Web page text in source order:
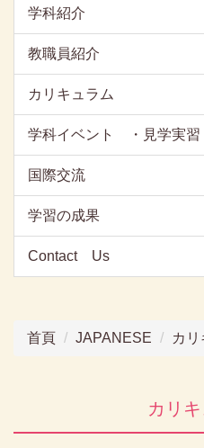
学科紹介
教職員紹介
カリキュラム
学科イベント ・見学実習
国際交流
学習の成果
Contact Us
首頁 JAPANESE カリ
カリ